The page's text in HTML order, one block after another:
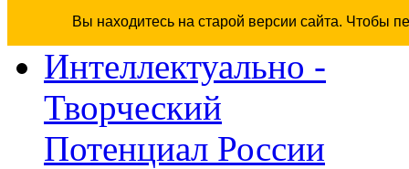
Вы находитесь на старой версии сайта. Чтобы
Интеллектуально -
Творческий
Потенциал России